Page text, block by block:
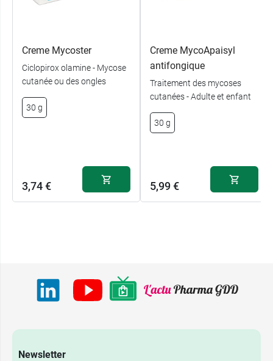
Creme Mycoster
Ciclopirox olamine - Mycose
cutanée ou des ongles
30 g
3,74 €
Creme MycoApaisyl
antifongique
Traitement des mycoses
cutanées - Adulte et enfant
30 g
5,99 €
Newsletter